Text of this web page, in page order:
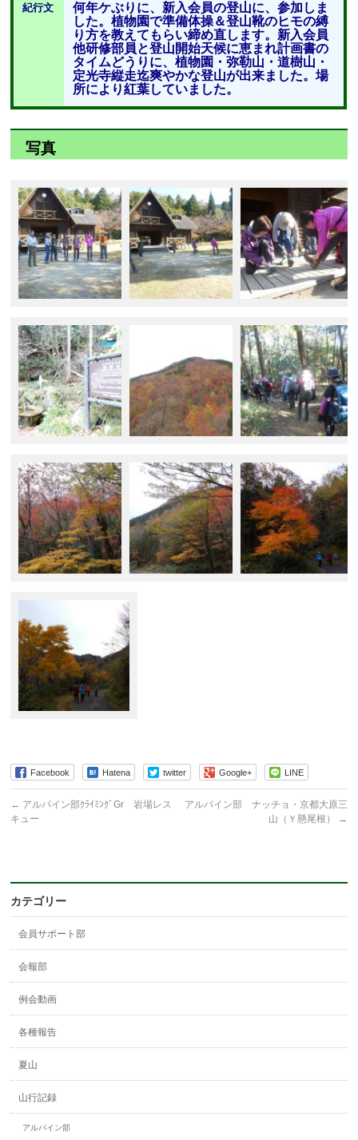
紀行文
何年ケぶりに、新入会員の登山に、参加しま
した。植物園で準備体操＆登山靴のヒモの縛
り方を教えてもらい締め直します。新入会員
他研修部員と登山開始天候に恵まれ計画書の
タイムどうりに、植物園・弥勒山・道樹山・
定光寺縦走迄爽やかな登山が出来ました。場
所により紅葉していました。
写真
Facebook Hatena twitter Google+ LINE
← アルパイン部ｸﾗｲﾐﾝｸﾞGr 岩場レス
キュー
アルパイン部 ナッチョ・京都大原三
山（Ｙ懸尾根）
→
カテゴリー
会員サポート部
会報部
例会動画
各種報告
夏山
山行記録
アルパイン部